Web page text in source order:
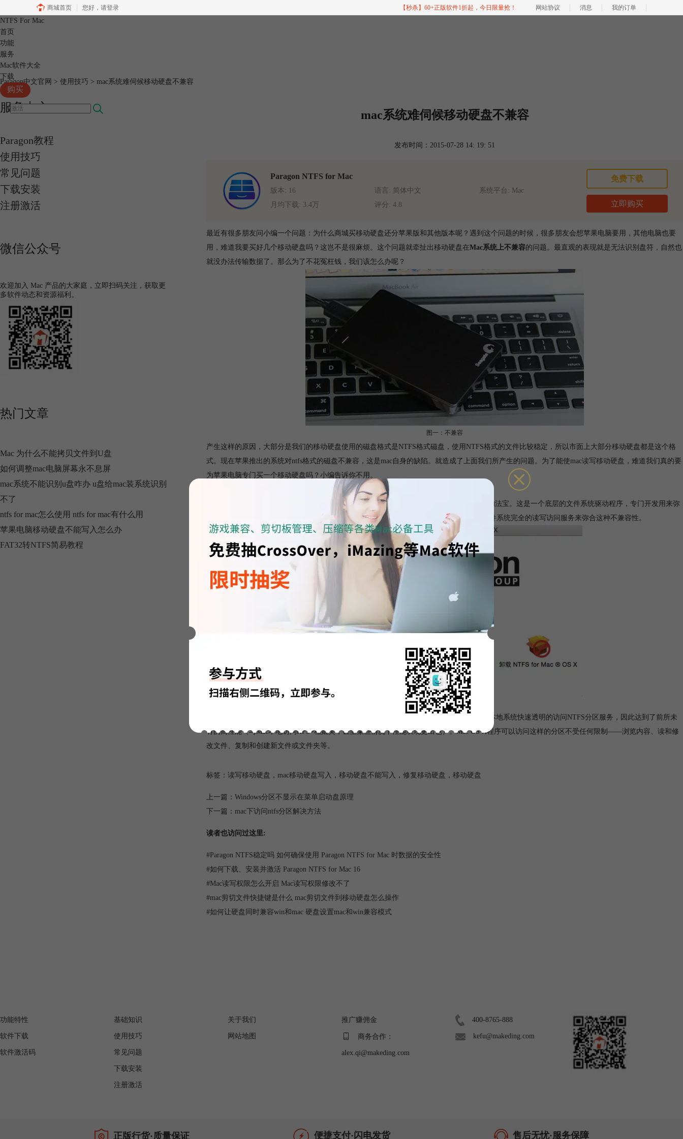
商城首页 您好， 请登录 【秒杀】60+正版软件1折起，今日限量抢！ 网站协议 消息 我的订单
NTFS For Mac
首页
功能
服务
Mac软件大全
下载
购买
Paragon中文官网 > 使用技巧 > mac系统难伺候移动硬盘不兼容
服务中心
Paragon教程
使用技巧
常见问题
下载安装
注册激活
微信公众号
欢迎加入 Mac 产品的大家庭，立即扫码关注，获取更
多软件动态和资源福利。
热门文章
Mac 为什么不能拷贝文件到U盘
如何调整mac电脑屏幕永不息屏
mac系统不能识别u盘咋办 u盘给mac装系统识别
不了
ntfs for mac怎么使用 ntfs for mac有什么用
苹果电脑移动硬盘不能写入怎么办
FAT32转NTFS简易教程
mac系统难伺候移动硬盘不兼容
发布时间：2015-07-28 14: 19: 51
Paragon NTFS for Mac
版本: 16 语言: 简体中文
系统平台: Mac
月均下载: 3.4万
评分: 4.8
免费下载
立即购买
最近有很多朋友问小编一个问题：为什么商城买移动硬盘还分苹果版和其他版本呢？遇到这个问题的时候，很多朋友会想苹果电脑要用，其他电脑也要
用，难道我要买好几个移动硬盘吗？这岂不是很麻烦。这个问题就牵扯出移动硬盘在Mac系统上不兼容的问题。最直观的表现就是无法识别盘符，自然也
就没办法传输数据了。那么为了不花冤枉钱，我们该怎么办呢？
图一：不兼容
产生这样的原因，大部分是我们的移动硬盘使用的磁盘格式是NTFS格式磁盘，使用NTFS格式的文件比较稳定，所以市面上大部分移动硬盘都是这个格
式。现在苹果推出的系统对ntfs格式的磁盘不兼容，这是mac自身的缺陷。就造成了上面我们所产生的问题。为了能使mac读写移动硬盘 ，难道我们真的要
为苹果电脑专门买一个移动硬盘吗？小编告诉你不用。
为了能够解决这个问题Paragon软件公司推出了 NTFS for Mac软件
。这就是我们今天所要说的法宝。这是一个底层的文件系统驱动程序，专门开发用来弥
合Windows和Mac OS X之间的不兼容性，通过在Mac OS X系统下提供对任何版本的
NTFS文件系统完全的读写访问服务来弥合这种不兼容性。
图二：安装界面
驱动能够提供在Mac本地系统快速透明的访问NTFS分区服务，因此达到了前所未
有的高性能（与Mac本地访问HFS+相媲美，甚至某些情况下性能表现更出色）。Mac OS X程序可以访问这样的分区不受任何限制——浏览内容、读和修
改文件、复制和创建新文件或文件夹等。
标签： 读写移动硬盘 ， mac移动硬盘写入 ， 移动硬盘不能写入 ， 修复移动硬盘 ， 移动硬盘
上一篇： Windows分区不显示在菜单启动盘原理
下一篇： mac下访问ntfs分区解决方法
读者也访问过这里:
#Paragon NTFS稳定吗 如何确保使用 Paragon NTFS for Mac 时数据的安全性
#如何下载、安装并激活 Paragon NTFS for Mac 16
#Mac读写权限怎么开启 Mac读写权限修改不了
#mac剪切文件快捷键是什么 mac剪切文件到移动硬盘怎么操作
#如何让硬盘同时兼容win和mac 硬盘设置mac和win兼容模式
功能特性
软件下载
软件激活码
基础知识
使用技巧
常见问题
下载安装
注册激活
关于我们
网站地图
推广赚佣金
商务合作：
alex.qi@makeding.com
400-8765-888
kefu@makeding.com
正版行货·质量保证 便捷支付·闪电发货 售后无忧·服务保障